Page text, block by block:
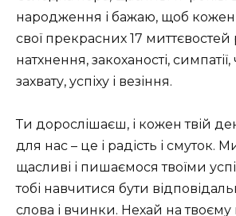
народження і бажаю, щоб
свої прекрасних 17 миттєвостей
натхнення, закоханості, симпатії,
захвату, успіху і везіння.
Ти дорослішаєш, і кожен твій
для нас – це і радість і смуток.
щасливі і пишаємося твоїми
тобі навчитися бути
слова і вчинки. Нехай на